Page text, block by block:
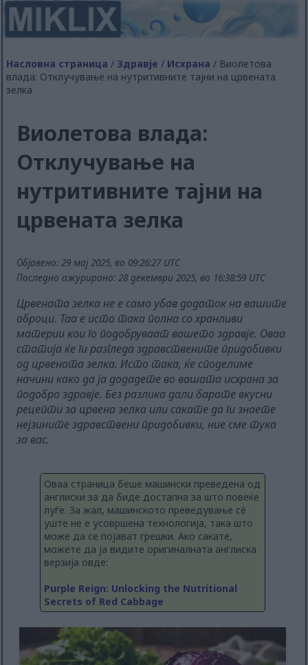
Насловна страница / Здравје / Исхрана / Виолетова
влада: Отклучување на нутритивните тајни на црвената
зелка
Виолетова влада:
Отклучување на
нутритивните тајни на
црвената зелка
Објавено: 29 мај 2025, во 09:26:27 UTC
Последно ажурирано: 28 декември 2025, во 16:38:59 UTC
Црвената зелка не е само убав додаток на вашите
оброци. Таа е исто така полна со хранливи
материи кои го подобруваат вашето здравје. Оваа
статија ќе ги разгледа здравствените придобивки
од црвената зелка. Исто така, ќе споделиме
начини како да ја додадете во вашата исхрана за
подобро здравје. Без разлика дали барате вкусни
рецепти за црвена зелка или сакате да ги знаете
нејзините здравствени придобивки, ние сме тука
за вас.
Оваа страница беше машински преведена од
англиски за да биде достапна за што повеќе
луѓе. За жал, машинското преведување сè
уште не е усовршена технологија, така што
може да се појават грешки. Ако сакате,
можете да ја видите оригиналната англиска
верзија овде:
Purple Reign: Unlocking the Nutritional
Secrets of Red Cabbage